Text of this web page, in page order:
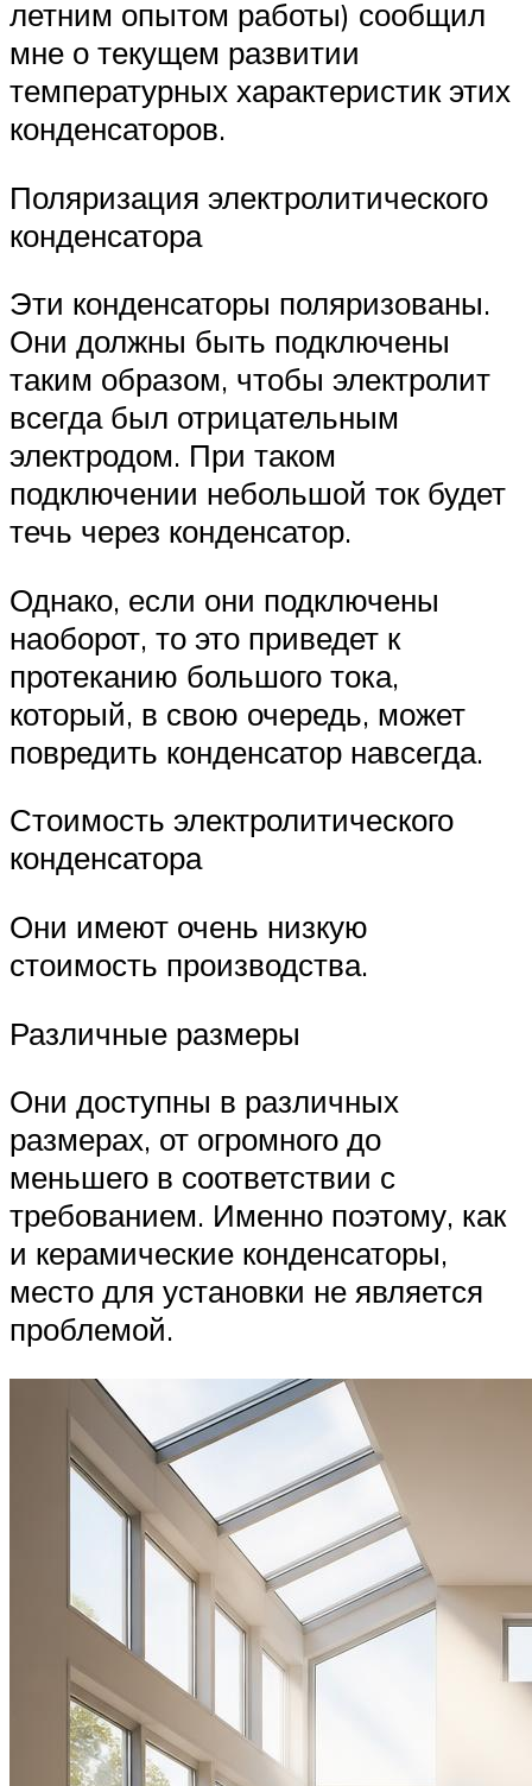
летним опытом работы) сообщил
мне о текущем развитии
температурных характеристик этих
конденсаторов.
Поляризация электролитического
конденсатора
Эти конденсаторы поляризованы.
Они должны быть подключены
таким образом, чтобы электролит
всегда был отрицательным
электродом. При таком
подключении небольшой ток будет
течь через конденсатор.
Однако, если они подключены
наоборот, то это приведет к
протеканию большого тока,
который, в свою очередь, может
повредить конденсатор навсегда.
Стоимость электролитического
конденсатора
Они имеют очень низкую
стоимость производства.
Различные размеры
Они доступны в различных
размерах, от огромного до
меньшего в соответствии с
требованием. Именно поэтому, как
и керамические конденсаторы,
место для установки не является
проблемой.